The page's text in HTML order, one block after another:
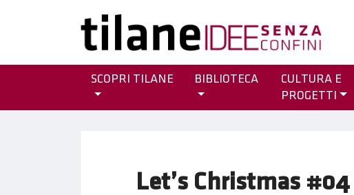
SCOPRI TILANE BIBLIOTECA
CULTURA E
PROGETTI
Let’s Christmas #04